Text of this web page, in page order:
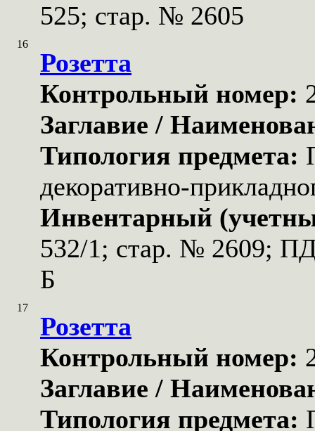
525; стар. № 2605
16
Розетта
Контрольный номер:
Заглавие /
Типология предмета:
декоративно-
Инвентарный
532/1; стар. № 2609;
Б
17
Розетта
Контрольный номер:
Заглавие /
Типология предмета: